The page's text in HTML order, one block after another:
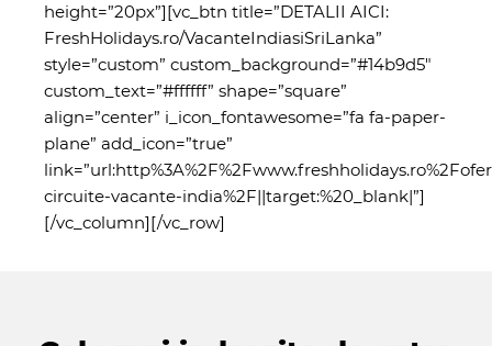
height=”20px”][vc_btn title=”DETALII AICI:
FreshHolidays.ro/VacanteIndiasiSriLanka”
style=”custom” custom_background=”#14b9d5″
custom_text=”#ffffff” shape=”square”
align=”center” i_icon_fontawesome=”fa fa-paper-
plane” add_icon=”true”
circuite-vacante-india%2F||target:%20_blank|”]
[/vc_column][/vc_row]